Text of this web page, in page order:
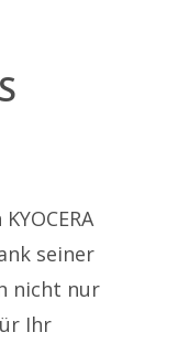
seiner
nicht nur
Ihr